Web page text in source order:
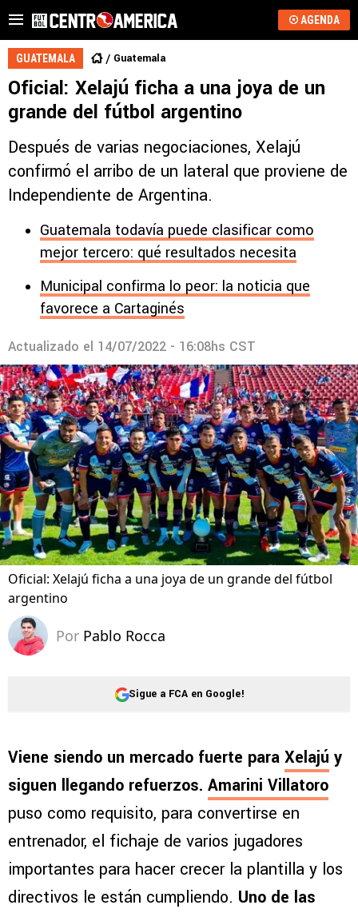
AGENDA
GUATEMALA Guatemala
Oficial: Xelajú ficha a una joya de un
grande del fútbol argentino
Después de varias negociaciones, Xelajú
confirmó el arribo de un lateral que proviene de
Independiente de Argentina.
Guatemala todavía puede clasificar como
mejor tercero: qué resultados necesita
Municipal confirma lo peor: la noticia que
favorece a Cartaginés
Actualizado el 14/07/2022 - 16:08hs CST
Oficial: Xelajú ficha a una joya de un grande del fútbol
argentino
Por Pablo Rocca
Sigue a FCA en Google!
Viene siendo un mercado fuerte para Xelajú y
siguen llegando refuerzos. Amarini Villatoro
puso como requisito, para convertirse en
entrenador, el fichaje de varios jugadores
importantes para hacer crecer la plantilla y los
directivos le están cumpliendo. Uno de las